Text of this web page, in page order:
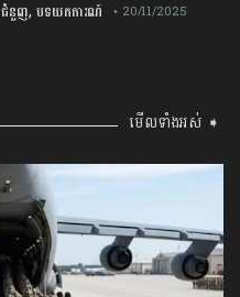
ជំនួញ,បទយកការណ៍ • 20/11/2025
មើលទាំងអស់ ➧